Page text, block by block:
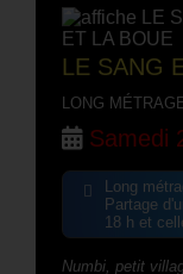
LE SANG
LONG
Samedi
Long
Partage
18 h et
Numbi, petit